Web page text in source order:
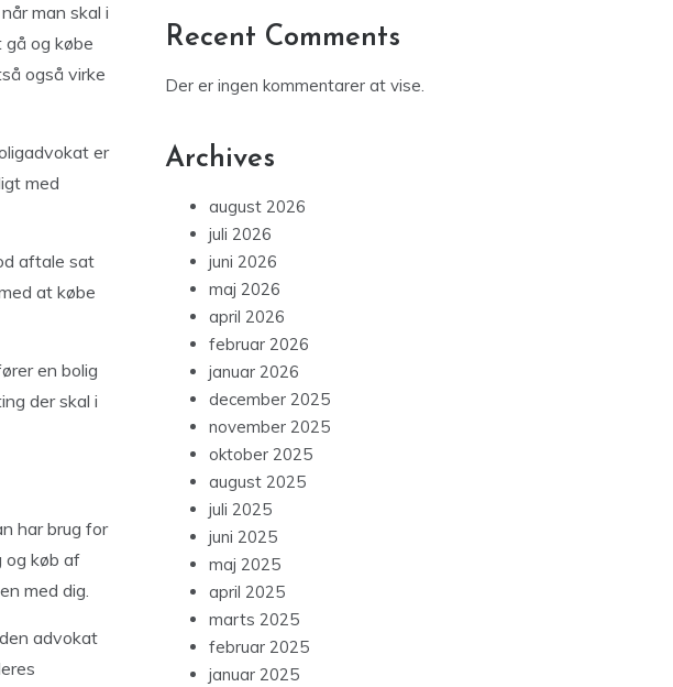
man skal i
og købe
også virke
er
med
aftale sat
at købe
en bolig
der skal i
har brug for
og køb af
med dig.
advokat
Recent Comments
Der er ingen kommentarer at vise.
Archives
august 2026
juli 2026
juni 2026
maj 2026
april 2026
februar 2026
januar 2026
december 2025
november 2025
oktober 2025
august 2025
juli 2025
juni 2025
maj 2025
april 2025
marts 2025
februar 2025
januar 2025